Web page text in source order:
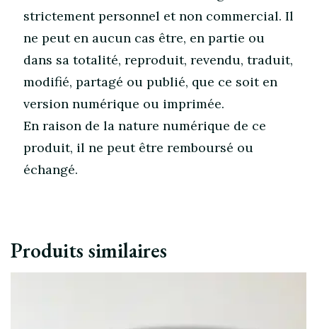
strictement personnel et non commercial. Il
ne peut en aucun cas être, en partie ou
dans sa totalité, reproduit, revendu, traduit,
modifié, partagé ou publié, que ce soit en
version numérique ou imprimée.
En raison de la nature numérique de ce
produit, il ne peut être remboursé ou
échangé.
Produits similaires